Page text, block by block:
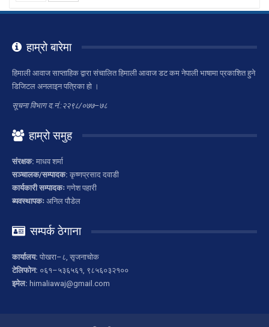
हाम्रो बारेमा
हिमाली आवाज साप्ताहिक द्वारा संचालित हिमाली आवाज डट कम नेपाली भाषामा प्रकाशित हुने
डिजिटल अनलाइन पत्रिका हो ।
सूचना विभाग द.नं.:२२९८/०७७–७८
हाम्रो समुह
संरक्षक: माधव शर्मा
सञ्चालक/सम्पादक: कृष्णप्रसाद दवाडी
कार्यकारी सम्पादकः गणेश पहारी
ब्यवस्थापकः अनिल पौडेल
सम्पर्क ठेगाना
कार्यालय: पोखरा–८, सृजनाचोक
टेलिफोन: ०६१–५३६५६१, ९८५६०३२१००
इमेल: himaliawaj@gmail.com